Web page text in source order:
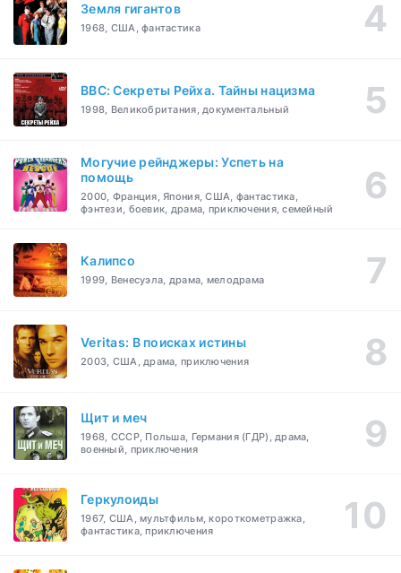
Земля гигантов
1968, США, фантастика
BBC: Секреты Рейха. Тайны нацизма
1998, Великобритания, документальный
Могучие рейнджеры: Успеть на
помощь
2000, Франция, Япония, США, фантастика,
фэнтези, боевик, драма, приключения, семейный
Калипсо
1999, Венесуэла, драма, мелодрама
Veritas: В поисках истины
2003, США, драма, приключения
Щит и меч
1968, СССР, Польша, Германия (ГДР), драма,
военный, приключения
Геркулоиды
1967, США, мультфильм, короткометражка,
фантастика, приключения